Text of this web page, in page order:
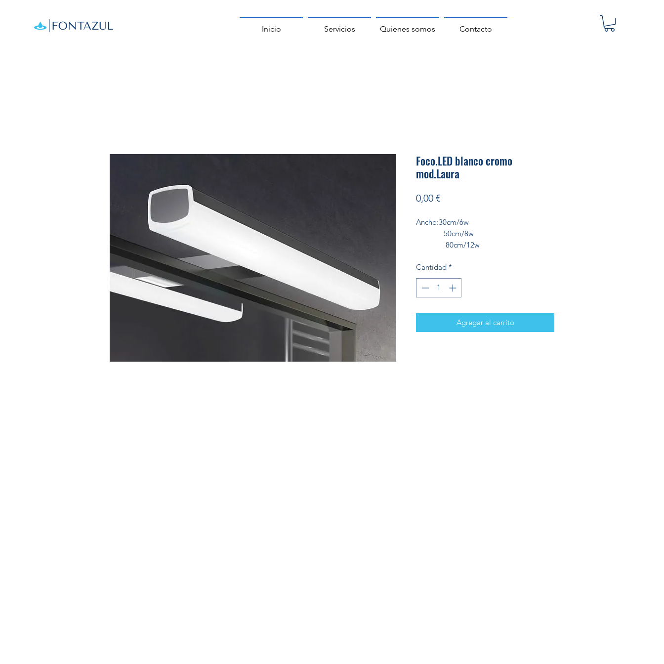
Inicio Servicios Quienes somos Contacto
Foco.LED blanco cromo
mod.Laura
0,00 €Precio
Ancho:30cm/6w
50cm/8w
80cm/12w
Cantidad *
Agregar al carrito